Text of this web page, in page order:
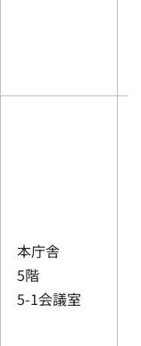
本庁舎
5階
5-1会議室